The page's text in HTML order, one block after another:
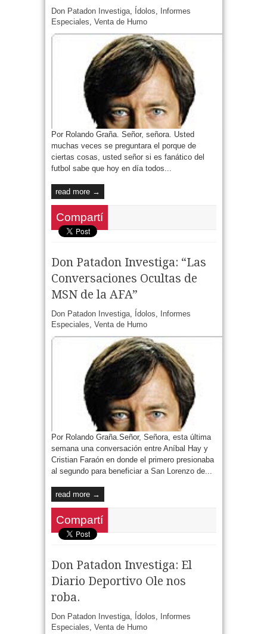
Don Patadon Investiga, Ídolos,
Informes
Especiales, Venta de Humo
Por Rolando Graña. Señor, señora. Usted
muchas veces se preguntara el porque de
ciertas cosas, usted señor si es fanático del
futbol sabe que hoy en día todos...
read more →
Compartí
Don Patadon Investiga: “Las
Conversaciones Ocultas de
MSN de la AFA”
Don Patadon Investiga, Ídolos,
Informes
Especiales, Venta de Humo
Por Rolando Graña.Señor, Señora, esta última
semana una conversación entre Aníbal Hay y
Cristian Faraón en donde el primero presionaba
al segundo para beneficiar a San Lorenzo de...
read more →
Compartí
Don Patadon Investiga: El
Diario Deportivo Ole nos
roba.
Don Patadon Investiga, Ídolos,
Informes
Especiales, Venta de Humo